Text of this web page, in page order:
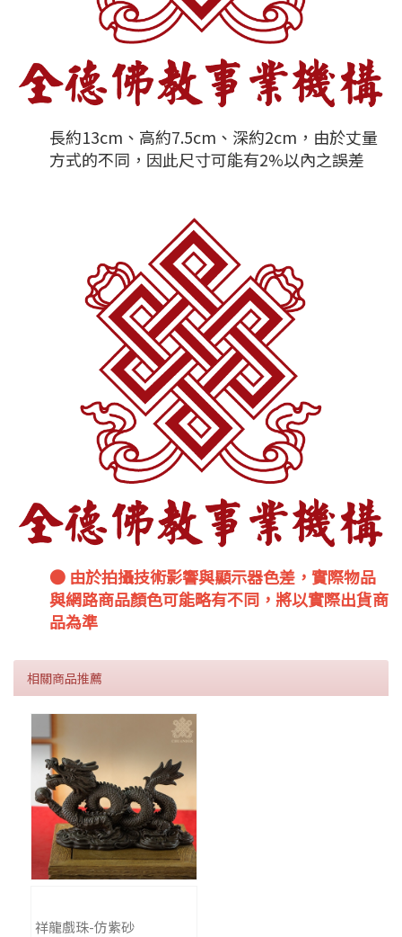
長約13cm、高約7.5cm、深約2cm，由於丈量
方式的不同，因此尺寸可能有2%以內之誤差
● 由於拍攝技術影響與顯示器色差，實際物品
與網路商品顏色可能略有不同，將以實際出貨商
品為準
相關商品推薦
祥龍戲珠-仿紫砂